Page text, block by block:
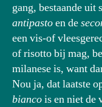
gang, bestaande uit
antipastoen de
een vis-of
of risotto bij mag,
milanese is, want
Nou ja, dat laatste
biancois en niet de